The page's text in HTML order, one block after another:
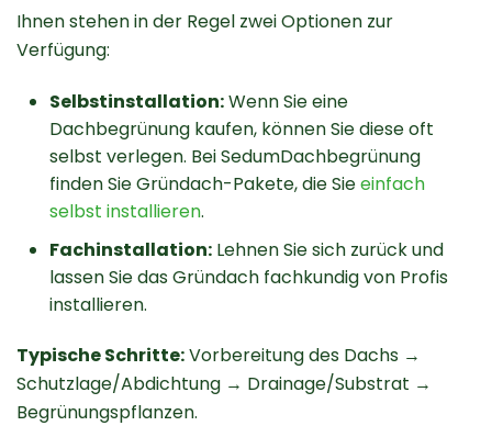
Ihnen stehen in der Regel zwei Optionen zur
Verfügung:
Selbstinstallation:Wenn Sie eine
Dachbegrünung kaufen, können Sie diese oft
selbst verlegen. Bei SedumDachbegrünung
finden Sie Gründach-Pakete, die Sieeinfach
selbst installieren.
Fachinstallation: Lehnen Sie sich zurück und
lassen Sie das Gründach fachkundig von Profis
installieren.
Typische Schritte:Vorbereitung des Dachs →
Schutzlage/Abdichtung → Drainage/Substrat →
Begrünungspflanzen.